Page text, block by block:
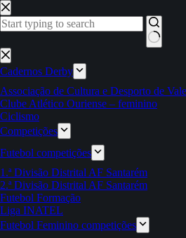
Pular
para
o
Sem
resultados
Cadernos Derby
Associação de Cultura e Desporto de
Clube Atlético Ouriense – feminino
Ciclismo
Competições
Futebol competições
1.ª Divisão Distrital AF Santarém
2.ª Divisão Distrital AF Santarém
Futebol Formação
Liga INATEL
Futebol Feminino competições